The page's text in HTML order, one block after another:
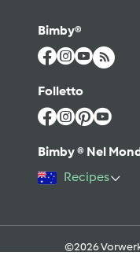
Bimby®
Folletto
Bimby ® Nel
Recipes
©2026